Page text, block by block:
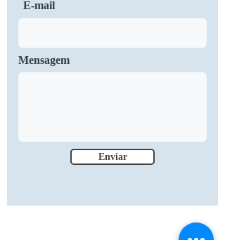
E-mail
Mensagem
Enviar